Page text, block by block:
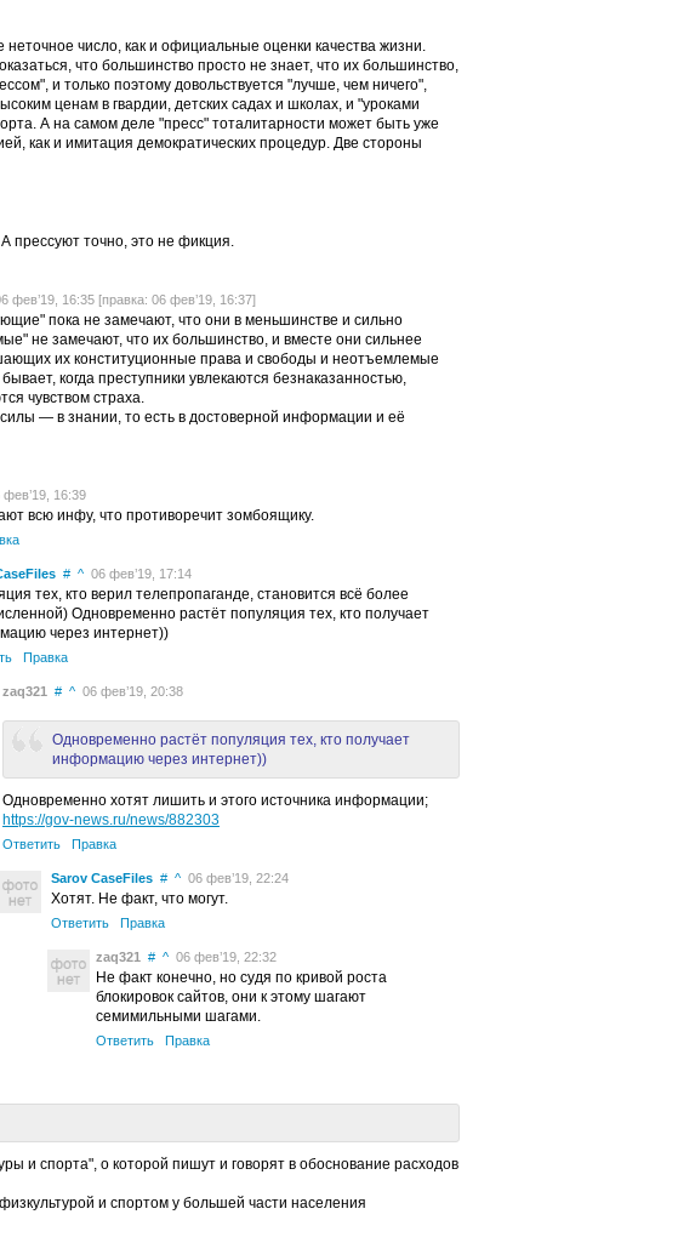
число, как и официальные оценки качества жизни.
что большинство просто не знает, что их большинство,
и только поэтому довольствуется "лучше, чем ничего",
ценам в гвардии, детских садах и школах, и "уроками
А на самом деле "пресс" тоталитарности может быть уже
как и имитация демократических процедур. Две стороны
точно, это не фикция.
фев’19, 16:35 [правка: 06 фев’19, 16:37]
пока не замечают, что они в меньшинстве и сильно
не замечают, что их большинство, и вместе они сильнее
их конституционные права и свободы и неотъемлемые
когда преступники увлекаются безнаказанностью,
чувством страха.
— в знании, то есть в достоверной информации и её
фев’19, 16:39
всю инфу, что противоречит зомбоящику.
# ^ 06 фев’19, 17:14
тех, кто верил телепропаганде, становится всё более
Одновременно растёт популяция тех, кто получает
через интернет))
Правка
zaq321 # ^ 06 фев’19, 20:38
Одновременно растёт популяция тех, кто получает
информацию через интернет))
Одновременно хотят лишить и этого источника информации;
https://gov-news.ru/news/882303
Ответить Правка
Sarov CaseFiles # ^ 06 фев’19, 22:24
Хотят. Не факт, что могут.
Ответить Правка
zaq321 # ^ 06 фев’19, 22:32
Не факт конечно, но судя по кривой роста
блокировок сайтов, они к этому шагают
семимильными шагами.
Ответить Правка
и спорта", о которой пишут и говорят в обоснование расходов
и спортом у большей части населения